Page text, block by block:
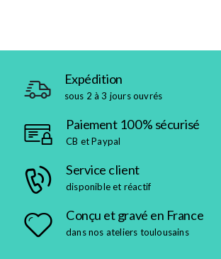
Expédition
sous 2 à 3 jours ouvrés
Paiement 100% sécurisé
CB et Paypal
Service client
disponible et réactif
Conçu et gravé en France
dans nos ateliers toulousains